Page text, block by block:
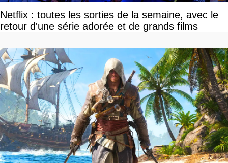
Netflix : toutes les sorties de la semaine, avec le
retour d'une série adorée et de grands films